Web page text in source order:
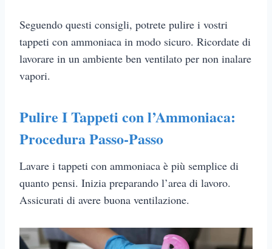
Seguendo questi consigli, potrete pulire i vostri
tappeti con ammoniaca in modo sicuro. Ricordate di
lavorare in un ambiente ben ventilato per non inalare
vapori.
Pulire I Tappeti con l’Ammoniaca:
Procedura Passo-Passo
Lavare i tappeti con ammoniaca è più semplice di
quanto pensi. Inizia preparando l’area di lavoro.
Assicurati di avere buona ventilazione.